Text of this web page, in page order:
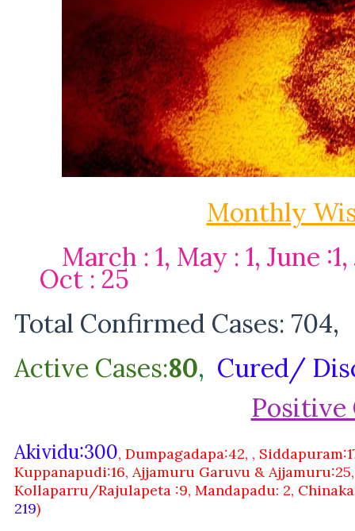
Monthly
March : 1, May : 1, June
Oct : 25
Total Confirmed Cases: 704,
Active Cases:80, Cured/
Positive
Akividu:300, Dumpagadapa:42, ,
Kuppanapudi:16, Ajjamuru Garuvu &
Kollaparru/Rajulapeta :9, Mandapadu: 2,
219)